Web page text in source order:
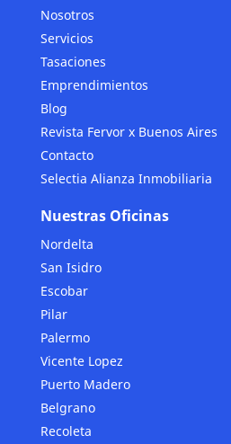
Nosotros
Servicios
Tasaciones
Emprendimientos
Blog
Revista Fervor x Buenos Aires
Contacto
Selectia Alianza Inmobiliaria
Nuestras Oficinas
Nordelta
San Isidro
Escobar
Pilar
Palermo
Vicente Lopez
Puerto Madero
Belgrano
Recoleta